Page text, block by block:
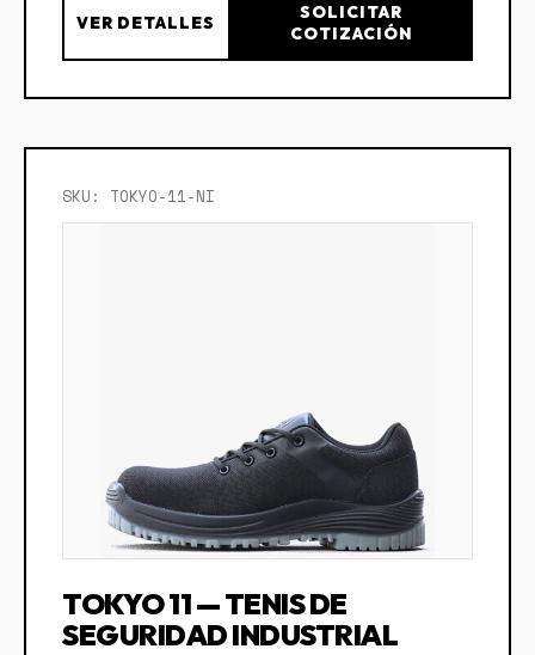
VER DETALLES
SOLICITAR
COTIZACIÓN
SKU: TOKYO-11-NI
TOKYO 11 — TENIS DE
SEGURIDAD INDUSTRIAL